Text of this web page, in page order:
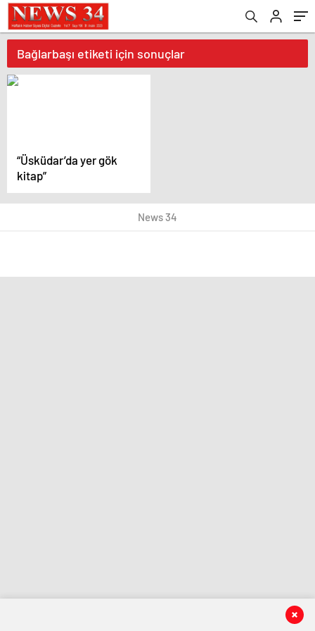
Bağlarbaşı etiketi için sonuçlar
“Üsküdar’da yer gök
kitap”
News 34